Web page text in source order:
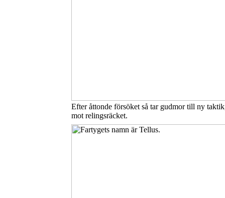
Efter åttonde försöket så tar gudmor till ny
mot relingsräcket.